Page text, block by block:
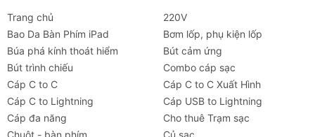
Thông số kỹ thuật chi tiết
Trang chủ
220V
Bao Da Bàn Phím iPad
Bơm lốp, phụ kiện lốp
Búa phá kính thoát hiểm
Bút cảm ứng
Bút trình chiếu
Combo cáp sạc
Cáp C to C
Cáp C to C Xuất Hình
Cáp C to Lightning
Cáp USB to Lightning
Cáp đa năng
Cho thuê Trạm sạc
Chuột - bàn phím
Củ sạc